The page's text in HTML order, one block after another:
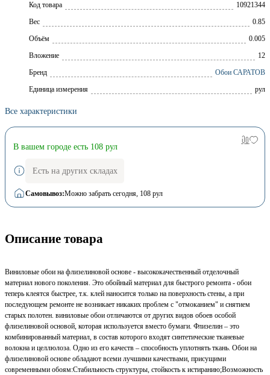
Код товара
10921344
Вес
0.85
Объём
0.005
Вложение
12
Брeнд
Обои САРАТОВ
Единица измерения
рул
Все характеристики
В вашем городе есть 108 рул
Есть на других складах
Самовывоз:Можно забрать сегодня, 108 рул
Описание товара
Виниловые обои на флизелиновой основе - высококачественный отделочный
материал нового поколения. Это обойный материал для быстрого ремонта - обои
теперь клеятся быстрее, т.к. клей наносится только на поверхность стены, а при
последующем ремонте не возникает никаких проблем с "отмоканием" и снятием
старых полотен. виниловые обои отличаются от других видов обоев особой
флизелиновой основой, которая используется вместо бумаги. Флизелин – это
комбинированный материал, в состав которого входят синтетические тканевые
волокна и целлюлоза. Одно из его качеств – способность уплотнять ткань. Обои на
флизелиновой основе обладают всеми лучшими качествами, присущими
современными обоям:Стабильность структуры, стойкость к истиранию;Возможность